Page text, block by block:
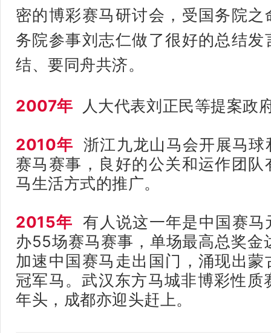
密的博彩赛马研讨会，受国务院
务院参事刘志仁做了很好的总结
结、要同舟共济。
2007年 人大代表刘正民等提案政
2010年 浙江九龙山马会开展马
赛马赛事，良好的公关和运作团
马生活方式的推广。
2015年 有人说这一年是中国赛马
办55场赛马赛事，单场最高总奖金
加速中国赛马走出国门，涌现出
冠军马。武汉东方马城非博彩性质
年头，成都亦迎头赶上。